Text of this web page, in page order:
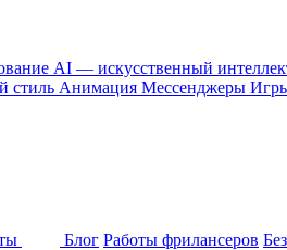
AI — искусственный
стиль Анимация Мессенджеры
Блог Работы фрилансеров